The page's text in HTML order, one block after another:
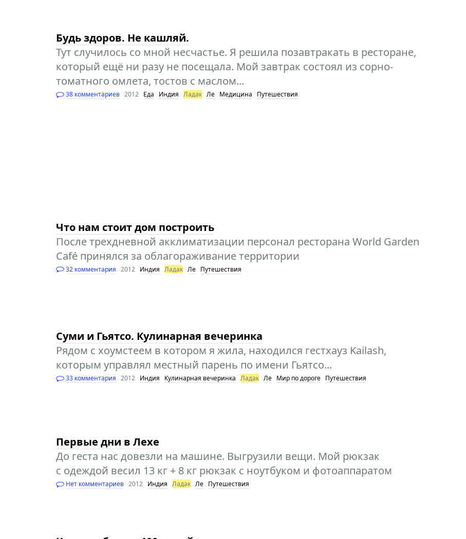
Будь здоров. Не кашляй.
Тут случилось со мной несчастье. Я решила позавтракать в ресторане,
который ещё ни разу не посещала. Мой завтрак состоял из сорно-
томатного омлета, тостов с маслом...
38 комментариев 2012 Еда Индия Ладак Ле Медицина Путешествия
Что нам стоит дом построить
После трехдневной акклиматизации персонал ресторана World Garden
Café принялся за облагораживание территории
32 комментария 2012 Индия Ладак Ле Путешествия
Суми и Гьятсо. Кулинарная вечеринка
Рядом с хоумстеем в котором я жила, находился гестхауз Kailash,
которым управлял местный парень по имени Гьятсо...
33 комментария 2012 Индия Кулинарная вечеринка Ладак Ле Мир по дороге Путешествия
Первые дни в Лехе
До геста нас довезли на машине. Выгрузили вещи. Мой рюкзак
с одеждой весил 13 кг + 8 кг рюкзак с ноутбуком и фотоаппаратом
Нет комментариев 2012 Индия Ладак Ле Путешествия